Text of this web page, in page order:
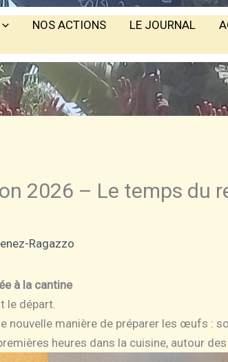
NOS ACTIONS LE JOURNAL
2026 – Le temps du
Ragazzo
à la cantine
le départ.
nouvelle manière de préparer les œufs :
heures dans la cuisine, autour